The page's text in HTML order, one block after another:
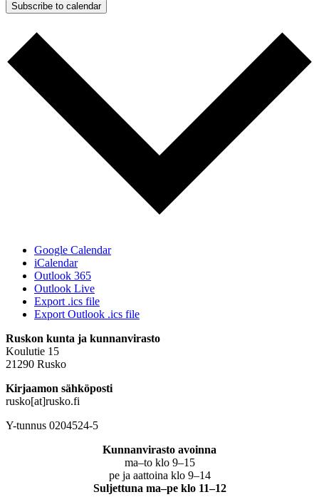
Subscribe to calendar
Google Calendar
iCalendar
Outlook 365
Outlook Live
Export .ics file
Export Outlook .ics file
Ruskon kunta ja kunnanvirasto
Koulutie 15
21290 Rusko
Kirjaamon sähköposti
rusko[at]rusko.fi
Y-tunnus 0204524-5
Kunnanvirasto avoinna
ma–to klo 9–15
pe ja aattoina klo 9–14
Suljettuna ma–pe klo 11–12